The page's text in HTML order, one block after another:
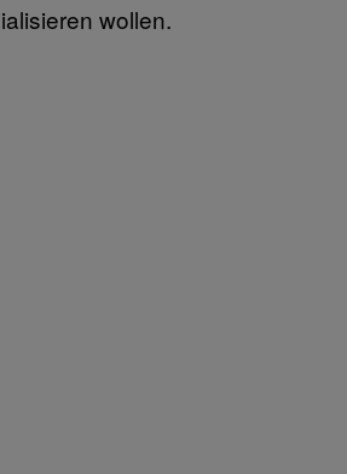
wollen.